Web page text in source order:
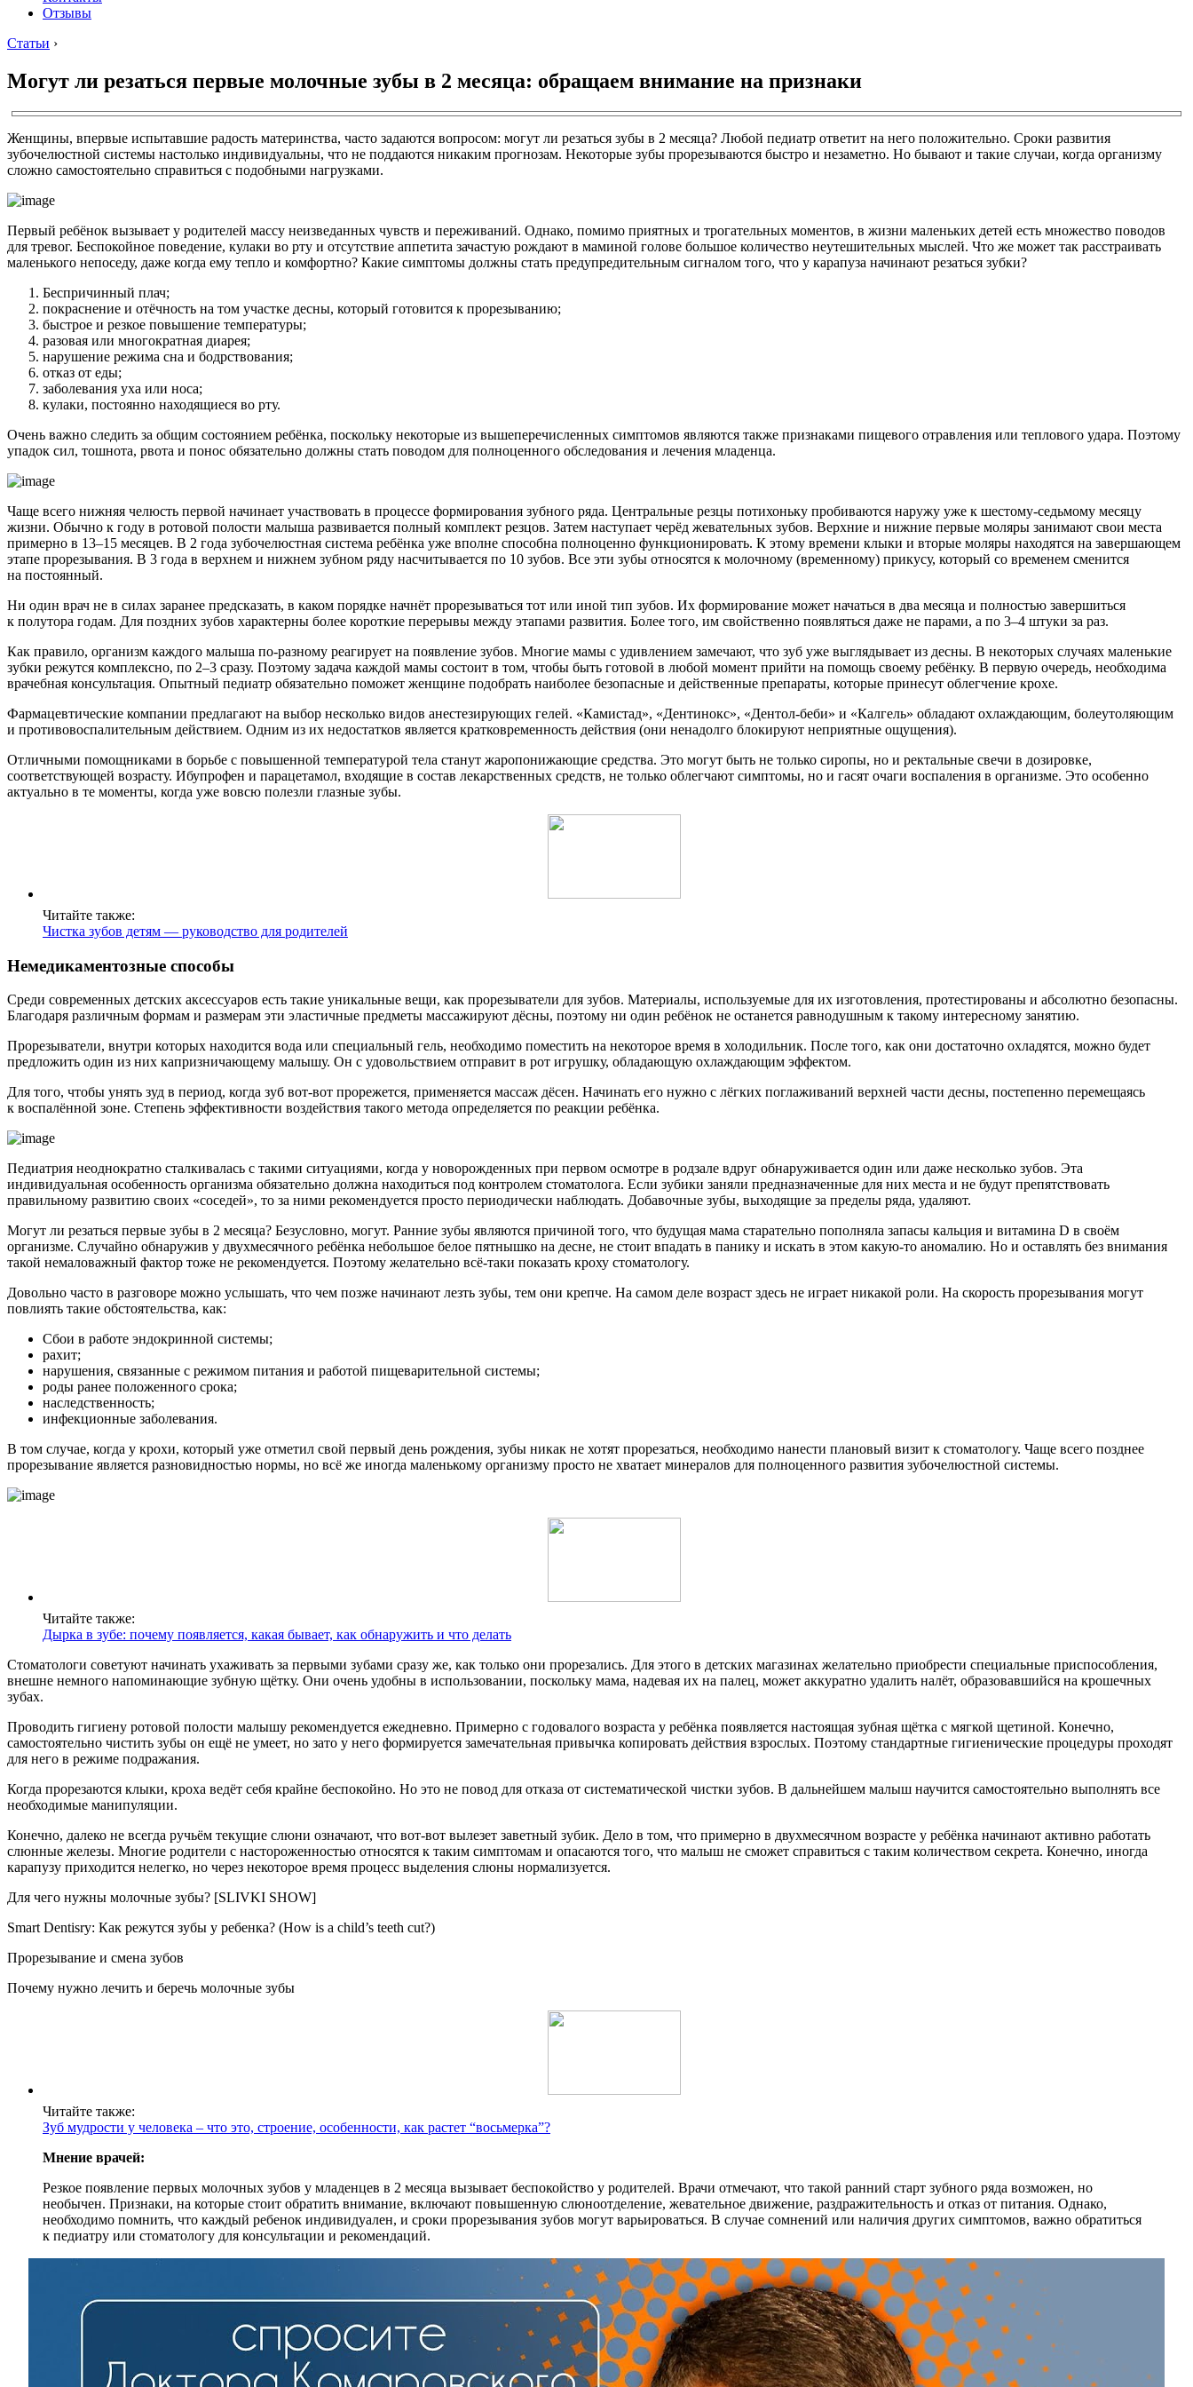
Отзывы
Статьи ›
Могут ли резаться первые молочные зубы в 2 месяца: обращаем внимание на признаки
Женщины, впервые испытавшие радость материнства, часто задаются вопросом: могут ли резаться зубы в 2 месяца? Любой педиатр ответит на него положительно. Сроки развития
зубочелюстной системы настолько индивидуальны, что не поддаются никаким прогнозам. Некоторые зубы прорезываются быстро и незаметно. Но бывают и такие случаи, когда организму
сложно самостоятельно справиться с подобными нагрузками.
Первый ребёнок вызывает у родителей массу неизведанных чувств и переживаний. Однако, помимо приятных и трогательных моментов, в жизни маленьких детей есть множество поводов
для тревог. Беспокойное поведение, кулаки во рту и отсутствие аппетита зачастую рождают в маминой голове большое количество неутешительных мыслей. Что же может так расстраивать
маленького непоседу, даже когда ему тепло и комфортно? Какие симптомы должны стать предупредительным сигналом того, что у карапуза начинают резаться зубки?
Беспричинный плач;
покраснение и отёчность на том участке десны, который готовится к прорезыванию;
быстрое и резкое повышение температуры;
разовая или многократная диарея;
нарушение режима сна и бодрствования;
отказ от еды;
заболевания уха или носа;
кулаки, постоянно находящиеся во рту.
Очень важно следить за общим состоянием ребёнка, поскольку некоторые из вышеперечисленных симптомов являются также признаками пищевого отравления или теплового удара. Поэтому
упадок сил, тошнота, рвота и понос обязательно должны стать поводом для полноценного обследования и лечения младенца.
Чаще всего нижняя челюсть первой начинает участвовать в процессе формирования зубного ряда. Центральные резцы потихоньку пробиваются наружу уже к шестому-седьмому месяцу
жизни. Обычно к году в ротовой полости малыша развивается полный комплект резцов. Затем наступает черёд жевательных зубов. Верхние и нижние первые моляры занимают свои места
примерно в 13–15 месяцев. В 2 года зубочелюстная система ребёнка уже вполне способна полноценно функционировать. К этому времени клыки и вторые моляры находятся на завершающем
этапе прорезывания. В 3 года в верхнем и нижнем зубном ряду насчитывается по 10 зубов. Все эти зубы относятся к молочному (временному) прикусу, который со временем сменится
на постоянный.
Ни один врач не в силах заранее предсказать, в каком порядке начнёт прорезываться тот или иной тип зубов. Их формирование может начаться в два месяца и полностью завершиться
к полутора годам. Для поздних зубов характерны более короткие перерывы между этапами развития. Более того, им свойственно появляться даже не парами, а по 3–4 штуки за раз.
Как правило, организм каждого малыша по-разному реагирует на появление зубов. Многие мамы с удивлением замечают, что зуб уже выглядывает из десны. В некоторых случаях маленькие
зубки режутся комплексно, по 2–3 сразу. Поэтому задача каждой мамы состоит в том, чтобы быть готовой в любой момент прийти на помощь своему ребёнку. В первую очередь, необходима
врачебная консультация. Опытный педиатр обязательно поможет женщине подобрать наиболее безопасные и действенные препараты, которые принесут облегчение крохе.
Фармацевтические компании предлагают на выбор несколько видов анестезирующих гелей. «Камистад», «Дентинокс», «Дентол-беби» и «Калгель» обладают охлаждающим, болеутоляющим
и противовоспалительным действием. Одним из их недостатков является кратковременность действия (они ненадолго блокируют неприятные ощущения).
Отличными помощниками в борьбе с повышенной температурой тела станут жаропонижающие средства. Это могут быть не только сиропы, но и ректальные свечи в дозировке,
соответствующей возрасту. Ибупрофен и парацетамол, входящие в состав лекарственных средств, не только облегчают симптомы, но и гасят очаги воспаления в организме. Это особенно
актуально в те моменты, когда уже вовсю полезли глазные зубы.
Читайте также:
Чистка зубов детям — руководство для родителей
Немедикаментозные способы
Среди современных детских аксессуаров есть такие уникальные вещи, как прорезыватели для зубов. Материалы, используемые для их изготовления, протестированы и абсолютно безопасны.
Благодаря различным формам и размерам эти эластичные предметы массажируют дёсны, поэтому ни один ребёнок не останется равнодушным к такому интересному занятию.
Прорезыватели, внутри которых находится вода или специальный гель, необходимо поместить на некоторое время в холодильник. После того, как они достаточно охладятся, можно будет
предложить один из них капризничающему малышу. Он с удовольствием отправит в рот игрушку, обладающую охлаждающим эффектом.
Для того, чтобы унять зуд в период, когда зуб вот-вот прорежется, применяется массаж дёсен. Начинать его нужно с лёгких поглаживаний верхней части десны, постепенно перемещаясь
к воспалённой зоне. Степень эффективности воздействия такого метода определяется по реакции ребёнка.
Педиатрия неоднократно сталкивалась с такими ситуациями, когда у новорожденных при первом осмотре в родзале вдруг обнаруживается один или даже несколько зубов. Эта
индивидуальная особенность организма обязательно должна находиться под контролем стоматолога. Если зубики заняли предназначенные для них места и не будут препятствовать
правильному развитию своих «соседей», то за ними рекомендуется просто периодически наблюдать. Добавочные зубы, выходящие за пределы ряда, удаляют.
Могут ли резаться первые зубы в 2 месяца? Безусловно, могут. Ранние зубы являются причиной того, что будущая мама старательно пополняла запасы кальция и витамина D в своём
организме. Случайно обнаружив у двухмесячного ребёнка небольшое белое пятнышко на десне, не стоит впадать в панику и искать в этом какую-то аномалию. Но и оставлять без внимания
такой немаловажный фактор тоже не рекомендуется. Поэтому желательно всё-таки показать кроху стоматологу.
Довольно часто в разговоре можно услышать, что чем позже начинают лезть зубы, тем они крепче. На самом деле возраст здесь не играет никакой роли. На скорость прорезывания могут
повлиять такие обстоятельства, как:
Сбои в работе эндокринной системы;
рахит;
нарушения, связанные с режимом питания и работой пищеварительной системы;
роды ранее положенного срока;
наследственность;
инфекционные заболевания.
В том случае, когда у крохи, который уже отметил свой первый день рождения, зубы никак не хотят прорезаться, необходимо нанести плановый визит к стоматологу. Чаще всего позднее
прорезывание является разновидностью нормы, но всё же иногда маленькому организму просто не хватает минералов для полноценного развития зубочелюстной системы.
Читайте также:
Дырка в зубе: почему появляется, какая бывает, как обнаружить и что делать
Стоматологи советуют начинать ухаживать за первыми зубами сразу же, как только они прорезались. Для этого в детских магазинах желательно приобрести специальные приспособления,
внешне немного напоминающие зубную щётку. Они очень удобны в использовании, поскольку мама, надевая их на палец, может аккуратно удалить налёт, образовавшийся на крошечных
зубах.
Проводить гигиену ротовой полости малышу рекомендуется ежедневно. Примерно с годовалого возраста у ребёнка появляется настоящая зубная щётка с мягкой щетиной. Конечно,
самостоятельно чистить зубы он ещё не умеет, но зато у него формируется замечательная привычка копировать действия взрослых. Поэтому стандартные гигиенические процедуры проходят
для него в режиме подражания.
Когда прорезаются клыки, кроха ведёт себя крайне беспокойно. Но это не повод для отказа от систематической чистки зубов. В дальнейшем малыш научится самостоятельно выполнять все
необходимые манипуляции.
Конечно, далеко не всегда ручьём текущие слюни означают, что вот-вот вылезет заветный зубик. Дело в том, что примерно в двухмесячном возрасте у ребёнка начинают активно работать
слюнные железы. Многие родители с настороженностью относятся к таким симптомам и опасаются того, что малыш не сможет справиться с таким количеством секрета. Конечно, иногда
карапузу приходится нелегко, но через некоторое время процесс выделения слюны нормализуется.
Для чего нужны молочные зубы? [SLIVKI SHOW]
Smart Dentisry: Как режутся зубы у ребенка? (How is a child’s teeth cut?)
Прорезывание и смена зубов
Почему нужно лечить и беречь молочные зубы
Читайте также:
Зуб мудрости у человека – что это, строение, особенности, как растет “восьмерка”?
Мнение врачей:
Резкое появление первых молочных зубов у младенцев в 2 месяца вызывает беспокойство у родителей. Врачи отмечают, что такой ранний старт зубного ряда возможен, но
необычен. Признаки, на которые стоит обратить внимание, включают повышенную слюноотделение, жевательное движение, раздражительность и отказ от питания. Однако,
необходимо помнить, что каждый ребенок индивидуален, и сроки прорезывания зубов могут варьироваться. В случае сомнений или наличия других симптомов, важно обратиться
к педиатру или стоматологу для консультации и рекомендаций.